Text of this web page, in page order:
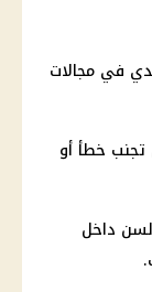
في مجالات
خطأ أو
داخل